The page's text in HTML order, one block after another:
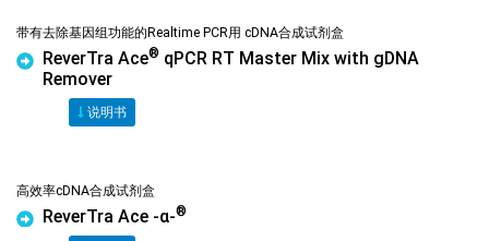
带有去除基因组功能的Realtime PCR用 cDNA合成试剂盒
ReverTra Ace® qPCR RT Master Mix with gDNA
Remover
说明书
高效率cDNA合成试剂盒
ReverTra Ace -α-®